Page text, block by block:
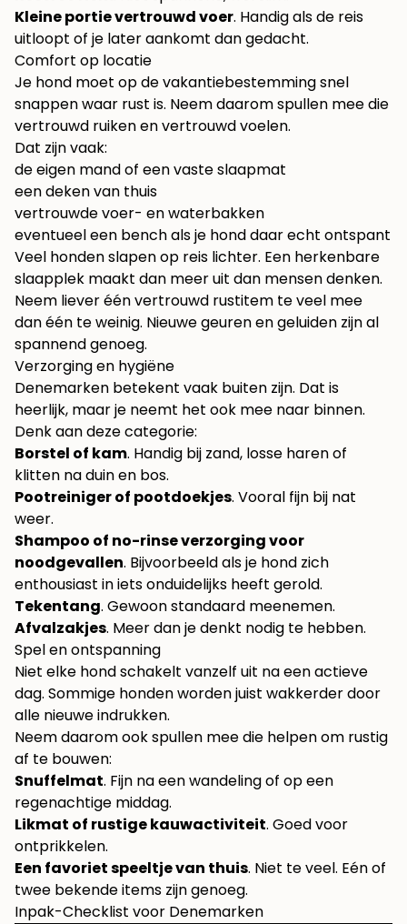
Kleine portie vertrouwd voer. Handig als de reis
uitloopt of je later aankomt dan gedacht.
Comfort op locatie
Je hond moet op de vakantiebestemming snel
snappen waar rust is. Neem daarom spullen mee die
vertrouwd ruiken en vertrouwd voelen.
Dat zijn vaak:
de eigen mand of een vaste slaapmat
een deken van thuis
vertrouwde voer- en waterbakken
eventueel een bench als je hond daar echt ontspant
Veel honden slapen op reis lichter. Een herkenbare
slaapplek maakt dan meer uit dan mensen denken.
Neem liever één vertrouwd rustitem te veel mee
dan één te weinig. Nieuwe geuren en geluiden zijn al
spannend genoeg.
Verzorging en hygiëne
Denemarken betekent vaak buiten zijn. Dat is
heerlijk, maar je neemt het ook mee naar binnen.
Denk aan deze categorie:
Borstel of kam. Handig bij zand, losse haren of
klitten na duin en bos.
Pootreiniger of pootdoekjes. Vooral fijn bij nat
weer.
Shampoo of no-rinse verzorging voor
noodgevallen. Bijvoorbeeld als je hond zich
enthousiast in iets onduidelijks heeft gerold.
Tekentang. Gewoon standaard meenemen.
Afvalzakjes. Meer dan je denkt nodig te hebben.
Spel en ontspanning
Niet elke hond schakelt vanzelf uit na een actieve
dag. Sommige honden worden juist wakkerder door
alle nieuwe indrukken.
Neem daarom ook spullen mee die helpen om rustig
af te bouwen:
Snuffelmat. Fijn na een wandeling of op een
regenachtige middag.
Likmat of rustige kauwactiviteit. Goed voor
ontprikkelen.
Een favoriet speeltje van thuis. Niet te veel. Eén of
twee bekende items zijn genoeg.
Inpak-Checklist voor Denemarken